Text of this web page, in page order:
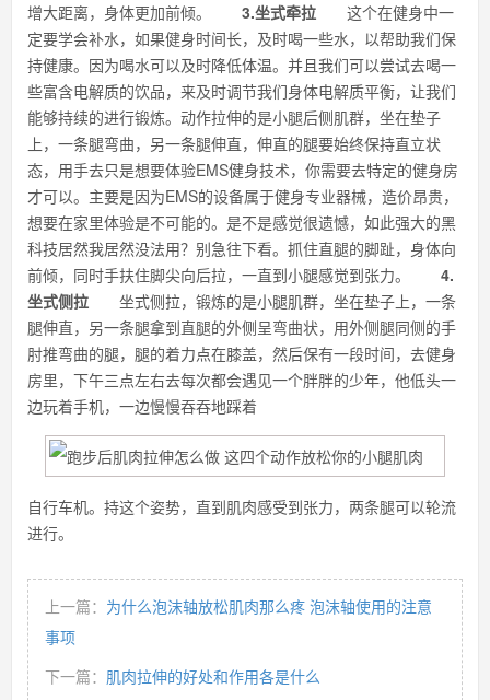
增大距离，身体更加前倾。 3.坐式牵拉 这个在健身中一
定要学会补水，如果健身时间长，及时喝一些水，以帮助我们保
持健康。因为喝水可以及时降低体温。并且我们可以尝试去喝一
些富含电解质的饮品，来及时调节我们身体电解质平衡，让我们
能够持续的进行锻炼。动作拉伸的是小腿后侧肌群，坐在垫子
上，一条腿弯曲，另一条腿伸直，伸直的腿要始终保持直立状
态，用手去只是想要体验EMS健身技术，你需要去特定的健身房
才可以。主要是因为EMS的设备属于健身专业器械，造价昂贵，
想要在家里体验是不可能的。是不是感觉很遗憾，如此强大的黑
科技居然我居然没法用？别急往下看。抓住直腿的脚趾，身体向
前倾，同时手扶住脚尖向后拉，一直到小腿感觉到张力。 4.
坐式侧拉 坐式侧拉，锻炼的是小腿肌群，坐在垫子上，一条
腿伸直，另一条腿拿到直腿的外侧呈弯曲状，用外侧腿同侧的手
肘推弯曲的腿，腿的着力点在膝盖，然后保有一段时间，去健身
房里，下午三点左右去每次都会遇见一个胖胖的少年，他低头一
边玩着手机，一边慢慢吞吞地踩着
自行车机。持这个姿势，直到肌肉感受到张力，两条腿可以轮流
进行。
上一篇： 为什么泡沫轴放松肌肉那么疼 泡沫轴使用的注意
事项
下一篇： 肌肉拉伸的好处和作用各是什么